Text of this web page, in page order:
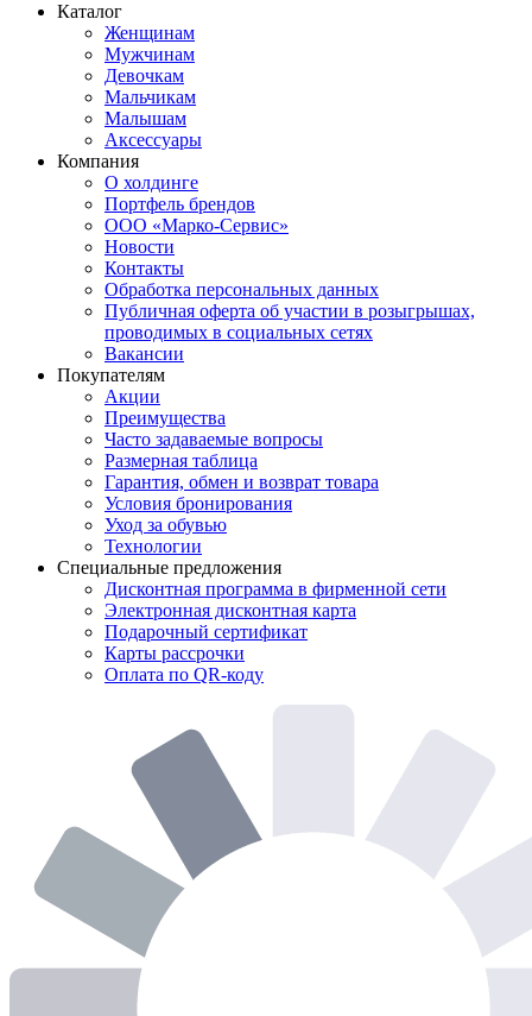
Каталог
Женщинам
Мужчинам
Девочкам
Мальчикам
Малышам
Аксессуары
Компания
О холдинге
Портфель брендов
ООО «Марко-Сервис»
Новости
Контакты
Обработка персональных данных
Публичная оферта об участии в розыгрышах,
проводимых в социальных сетях
Вакансии
Покупателям
Акции
Преимущества
Часто задаваемые вопросы
Размерная таблица
Гарантия, обмен и возврат товара
Условия бронирования
Уход за обувью
Технологии
Специальные предложения
Дисконтная программа в фирменной сети
Электронная дисконтная карта
Подарочный сертификат
Карты рассрочки
Оплата по QR-коду